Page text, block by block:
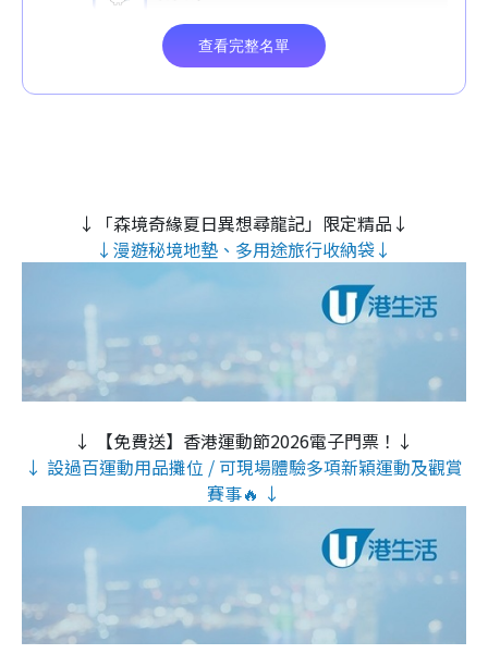
↓「森境奇緣夏日異想尋龍記」限定精品↓
↓漫遊秘境地墊、多用途旅行收納袋↓
↓ 【免費送】香港運動節2026電子門票！↓
↓ 設過百運動用品攤位 / 可現場體驗多項新穎運動及觀賞
賽事🔥 ↓